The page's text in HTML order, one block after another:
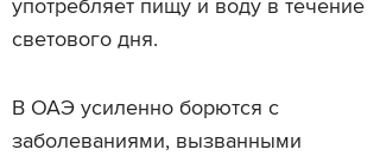
употребляет пищу и воду в течение
светового дня.
В ОАЭ усиленно борются с
заболеваниями, вызванными